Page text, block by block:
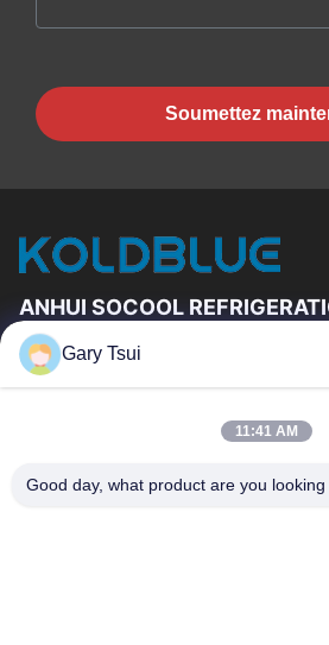
Soumettez
ANHUI SOCOOL
Liens Rapides
Au
Visite D'usine
Gary Tsui
11:41 AM
Good day, what product are you